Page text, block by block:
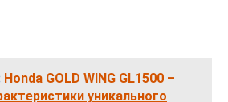
Honda GOLD WING GL1500 –
уникального